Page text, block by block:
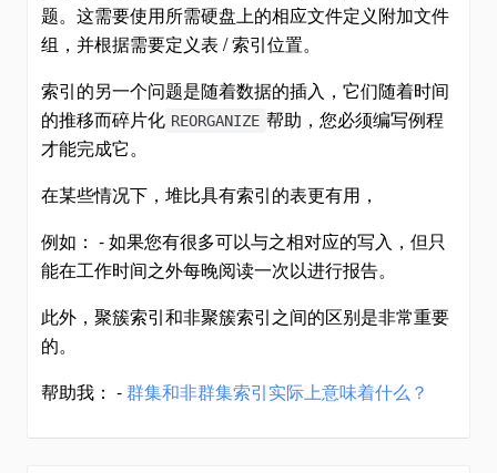
题。这需要使用所需硬盘上的相应文件定义附加文件
组，并根据需要定义表 / 索引位置。
索引的另一个问题是随着数据的插入，它们随着时间
的推移而碎片化 REORGANIZE 帮助，您必须编写例程
才能完成它。
在某些情况下，堆比具有索引的表更有用，
例如： - 如果您有很多可以与之相对应的写入，但只
能在工作时间之外每晚阅读一次以进行报告。
此外，聚簇索引和非聚簇索引之间的区别是非常重要
的。
帮助我： -群集和非群集索引实际上意味着什么？